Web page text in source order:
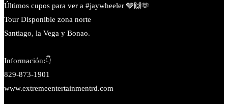
Últimos cupos para ver a #jaywheeler 🩶🙌🫶
Tour Disponible zona norte
Santiago, la Vega y Bonao.
Información:👇
829-873-1901
www.extremeentertainmentrd.com